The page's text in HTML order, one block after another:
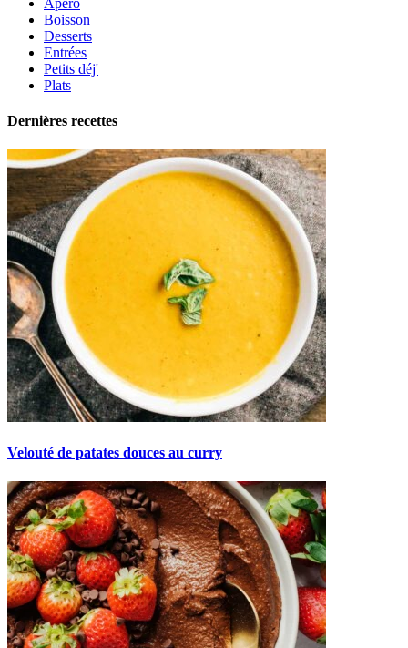
Boisson
Desserts
Entrées
Petits déj'
Plats
Dernières recettes
Velouté de patates douces au curry